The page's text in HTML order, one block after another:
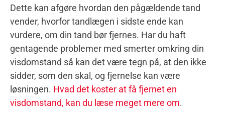
Dette kan afgøre hvordan den pågældende tand
vender, hvorfor tandlægen i sidste ende kan
vurdere, om din tand bør fjernes. Har du haft
gentagende problemer med smerter omkring din
visdomstand så kan det være tegn på, at den ikke
sidder, som den skal, og fjernelse kan være
løsningen. Hvad det koster at få fjernet en
visdomstand, kan du læse meget mere om.